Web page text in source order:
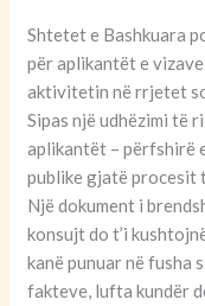
Shtetet e Bashkuara
për aplikantët e
aktivitetin në rrjetet
Sipas një udhëzimi të
aplikantët – përfshirë
publike gjatë procesit
Një dokument i
konsujt do t’i
kanë punuar në fusha
fakteve, lufta kundër